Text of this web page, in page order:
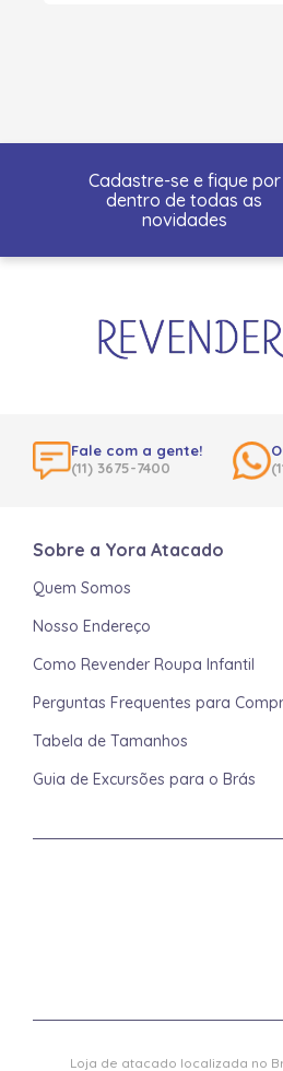
Cadastre-se e fique por
dentro de todas as
novidades
Fale com a gente!
(11) 3675-7400
Sobre a Yora Atacado
Quem Somos
Nosso Endereço
Como Revender Roupa Infantil
Perguntas Frequentes para
Tabela de Tamanhos
Guia de Excursões para o Brás
Loja de atacado localizada no